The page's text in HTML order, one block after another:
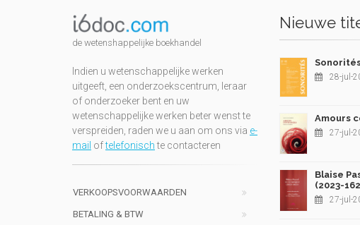
de wetenshappelijke boekhandel
Indien u wetenschappelijke werken
uitgeeft, een onderzoekscentrum, leraar
of onderzoeker bent en uw
wetenschappelijke werken beter wenst te
verspreiden, raden we u aan om ons via e-
mail oftelefonischte contacteren
VERKOOPSVOORWAARDEN
BETALING & BTW
Nieuwe
Sonorités
28-jul-
Amours
27-jul-
Blaise
(2023-
27-jul-